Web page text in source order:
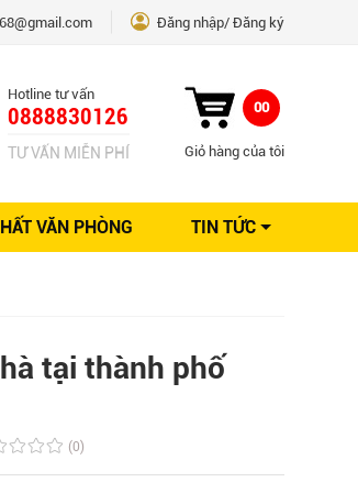
Đăng nhập Đăng ký
Hotline tư vấn
0888830126
TƯ VẤN MIỄN PHÍ
00
Giỏ hàng của tôi
VĂN PHÒNG TIN TỨC
pháp thiết kế
tại thành phố
(0)